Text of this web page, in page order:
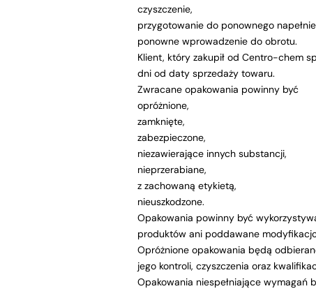
czyszczenie,
przygotowanie do ponownego
ponowne wprowadzenie do obrotu.
Klient, który zakupił od Centro-chem
dni od daty sprzedaży towaru.
Zwracane opakowania powinny być
opróżnione,
zamknięte,
zabezpieczone,
niezawierające innych substancji,
nieprzerabiane,
z zachowaną etykietą,
nieuszkodzone.
Opakowania powinny być
produktów ani poddawane
Opróżnione opakowania będą
jego kontroli, czyszczenia oraz
Opakowania niespełniające wymagań